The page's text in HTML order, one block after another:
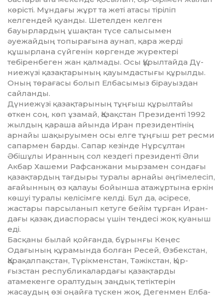
кө­рісті. Мұндағы жұрт та жеті атасы тіріліп
келгендей қуанды. Шетелден келген
бауырлардың ұшақтан түсе са­лы­сымен
әуежайдың топырағына ау­нап, қара жерді
құшырлана сүй­ге­нін көргенде жүректері
тебіренбеген жан қалмады. Осы Құрылтайда Дү­
ние­жүзі қазақтарының қауымдас­ты­ғы құрылды.
Оның төрағасы болып Елбасымыз бірауыздан
сайланды.
Дүниежүзі қазақтарының тұң­ғыш құрылтайы
өткен соң, көп ұза­май, Қазақстан Президенті 1992
жыл­­дың қараша айында Иран пре­зидентінің
арнайы шақыруымен осы елге тұңғыш рет ресми
сапармен бар­­ды. Сапар кезінде Нұрсұлтан
Әбішұлы Иранның сол кездегі пре­зиденті Әли
Акбар Хашеми Раф­сан­жани мырзамен сондағы
қазақтардың тағдыры туралы арнайы әңгімелесіп,
ағайынның өз қалауы бойынша ата­жұртына еркін
көшуі туралы келі­сім­­ге келді. Бұл да, әсіресе,
жастары пар­­сыланып кетуге бейім тұрған Иран­­
дағы қазақ диаспорасы үшін тең­­десі жоқ қуаныш
еді.
Басқаны былай қойғанда, бұ­рын­­ғы Кеңес
Одағының құрамында бол­ған Ресей, Өзбекстан,
Қарақал­пақ­­стан, Түрікменстан, Тәжікстан, Қыр­
ғызстан республикалардағы қа­зақ­тарды
атамекенге оралтудың заң­­дық тетіктерін
жасаудың өзі оңай­­ға түскен жоқ. Дегенмен Елба­